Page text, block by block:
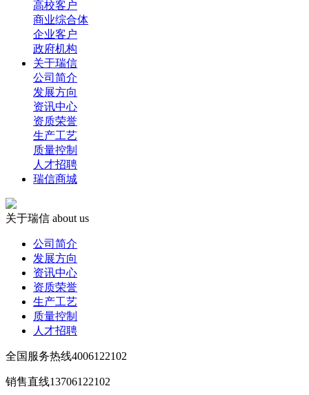
高校客户
商业综合体
企业客户
政府机构
关于瑞信
公司简介
发展方向
资讯中心
资质荣誉
生产工艺
质量控制
人才招聘
瑞信商城
关于瑞信 about us
公司简介
发展方向
资讯中心
资质荣誉
生产工艺
质量控制
人才招聘
全国服务热线4006122102
销售直线13706122102